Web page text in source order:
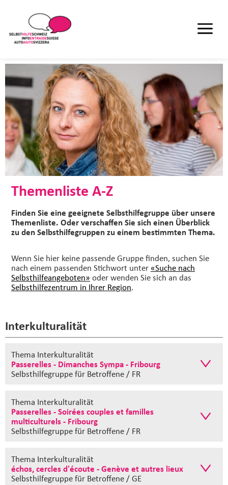
Themenliste A-Z
Finden Sie eine geeignete Selbsthilfegruppe über unsere
Themenliste. Oder verschaffen Sie sich einen Überblick
zu den Selbsthilfegruppen zu einem bestimmten Thema.
Wenn Sie hier keine passende Gruppe finden, suchen Sie
nach einem passenden Stichwort unter «Suche nach
Selbsthilfeangeboten» oder wenden Sie sich an das
Selbsthilfezentrum in Ihrer Region.
Interkulturalität
Thema Interkulturalität
Passerelles - Dimanches Sympa - Fribourg
Selbsthilfegruppefür Betroffene / FR
Thema Interkulturalität
Passerelles - Soirées couples et familles
multiculturels - Fribourg
Selbsthilfegruppefür Betroffene / FR
Thema Interkulturalität
échos, cercles d'écoute - Genève et autres lieux
Selbsthilfegruppefür Betroffene / GE